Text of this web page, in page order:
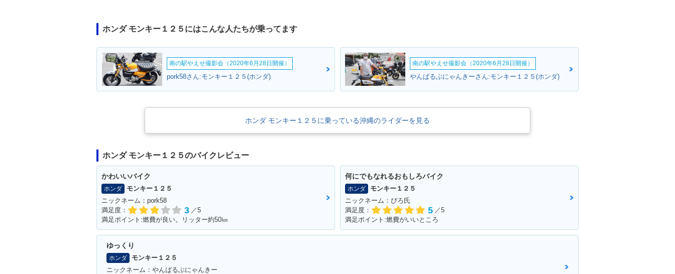
となり、「原付2種」となったが、モンキー125は「1人乗り」仕様。モンキーらしいデザイン
同系のエンジン（123cc）と5速ミッションを搭載した。また、この際にABSは標準装備とな
り、1グレード構成になった。※2024年7月にカラーチェンジを受けた際に、純正アクセサリ
ーとして、ギアポジションメーター（時計付き）がラインナップされた。
ホンダ モンキー１２５にはこんな人たちが乗ってます
南の駅やえせ撮影会（2020年6月28日開催）
pork58さん:モンキー１２５(ホンダ)
南の駅やえせ撮影会（2020年6月28日開催）
やんばるぶにゃんきーさん:モンキー１２５(ホンダ)
ホンダ モンキー１２５に乗っている沖縄のライダーを見る
ホンダ モンキー１２５のバイクレビュー
かわいいバイク
ホンダ
モンキー１２５
ニックネーム：pork58
満足度：
3 ／5
満足ポイント:燃費が良い。リッター約50㎞
何にでもなれるおもしろバイク
ホンダ
モンキー１２５
ニックネーム：ぴろ氏
満足度：
5 ／5
満足ポイント:燃費がいいところ
ゆっくり
ホンダ
モンキー１２５
ニックネーム：やんばるぶにゃんきー